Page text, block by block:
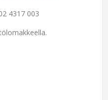
4317 003